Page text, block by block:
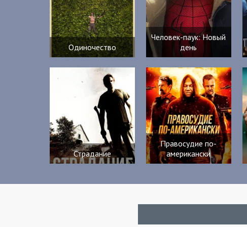
Одиночество
Человек-паук: Новый
день
Страдание
Правосудие по-
американски